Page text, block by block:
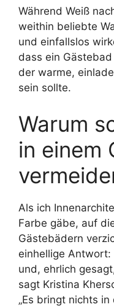
Während Weiß
weithin beliebte
und einfallslos
dass ein
der warme,
sein sollte.
Warum
in einem
Als ich
Farbe gäbe, auf
Gästebädern
einhellige Antwort:
und, ehrlich
sagt Kristina
„Es bringt nichts